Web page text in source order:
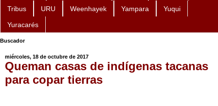
Tribus URU Weenhayek Yampara Yuqui
Yuracarés
Buscador
miércoles, 18 de octubre de 2017
Queman casas de indígenas tacanas
para copar tierras